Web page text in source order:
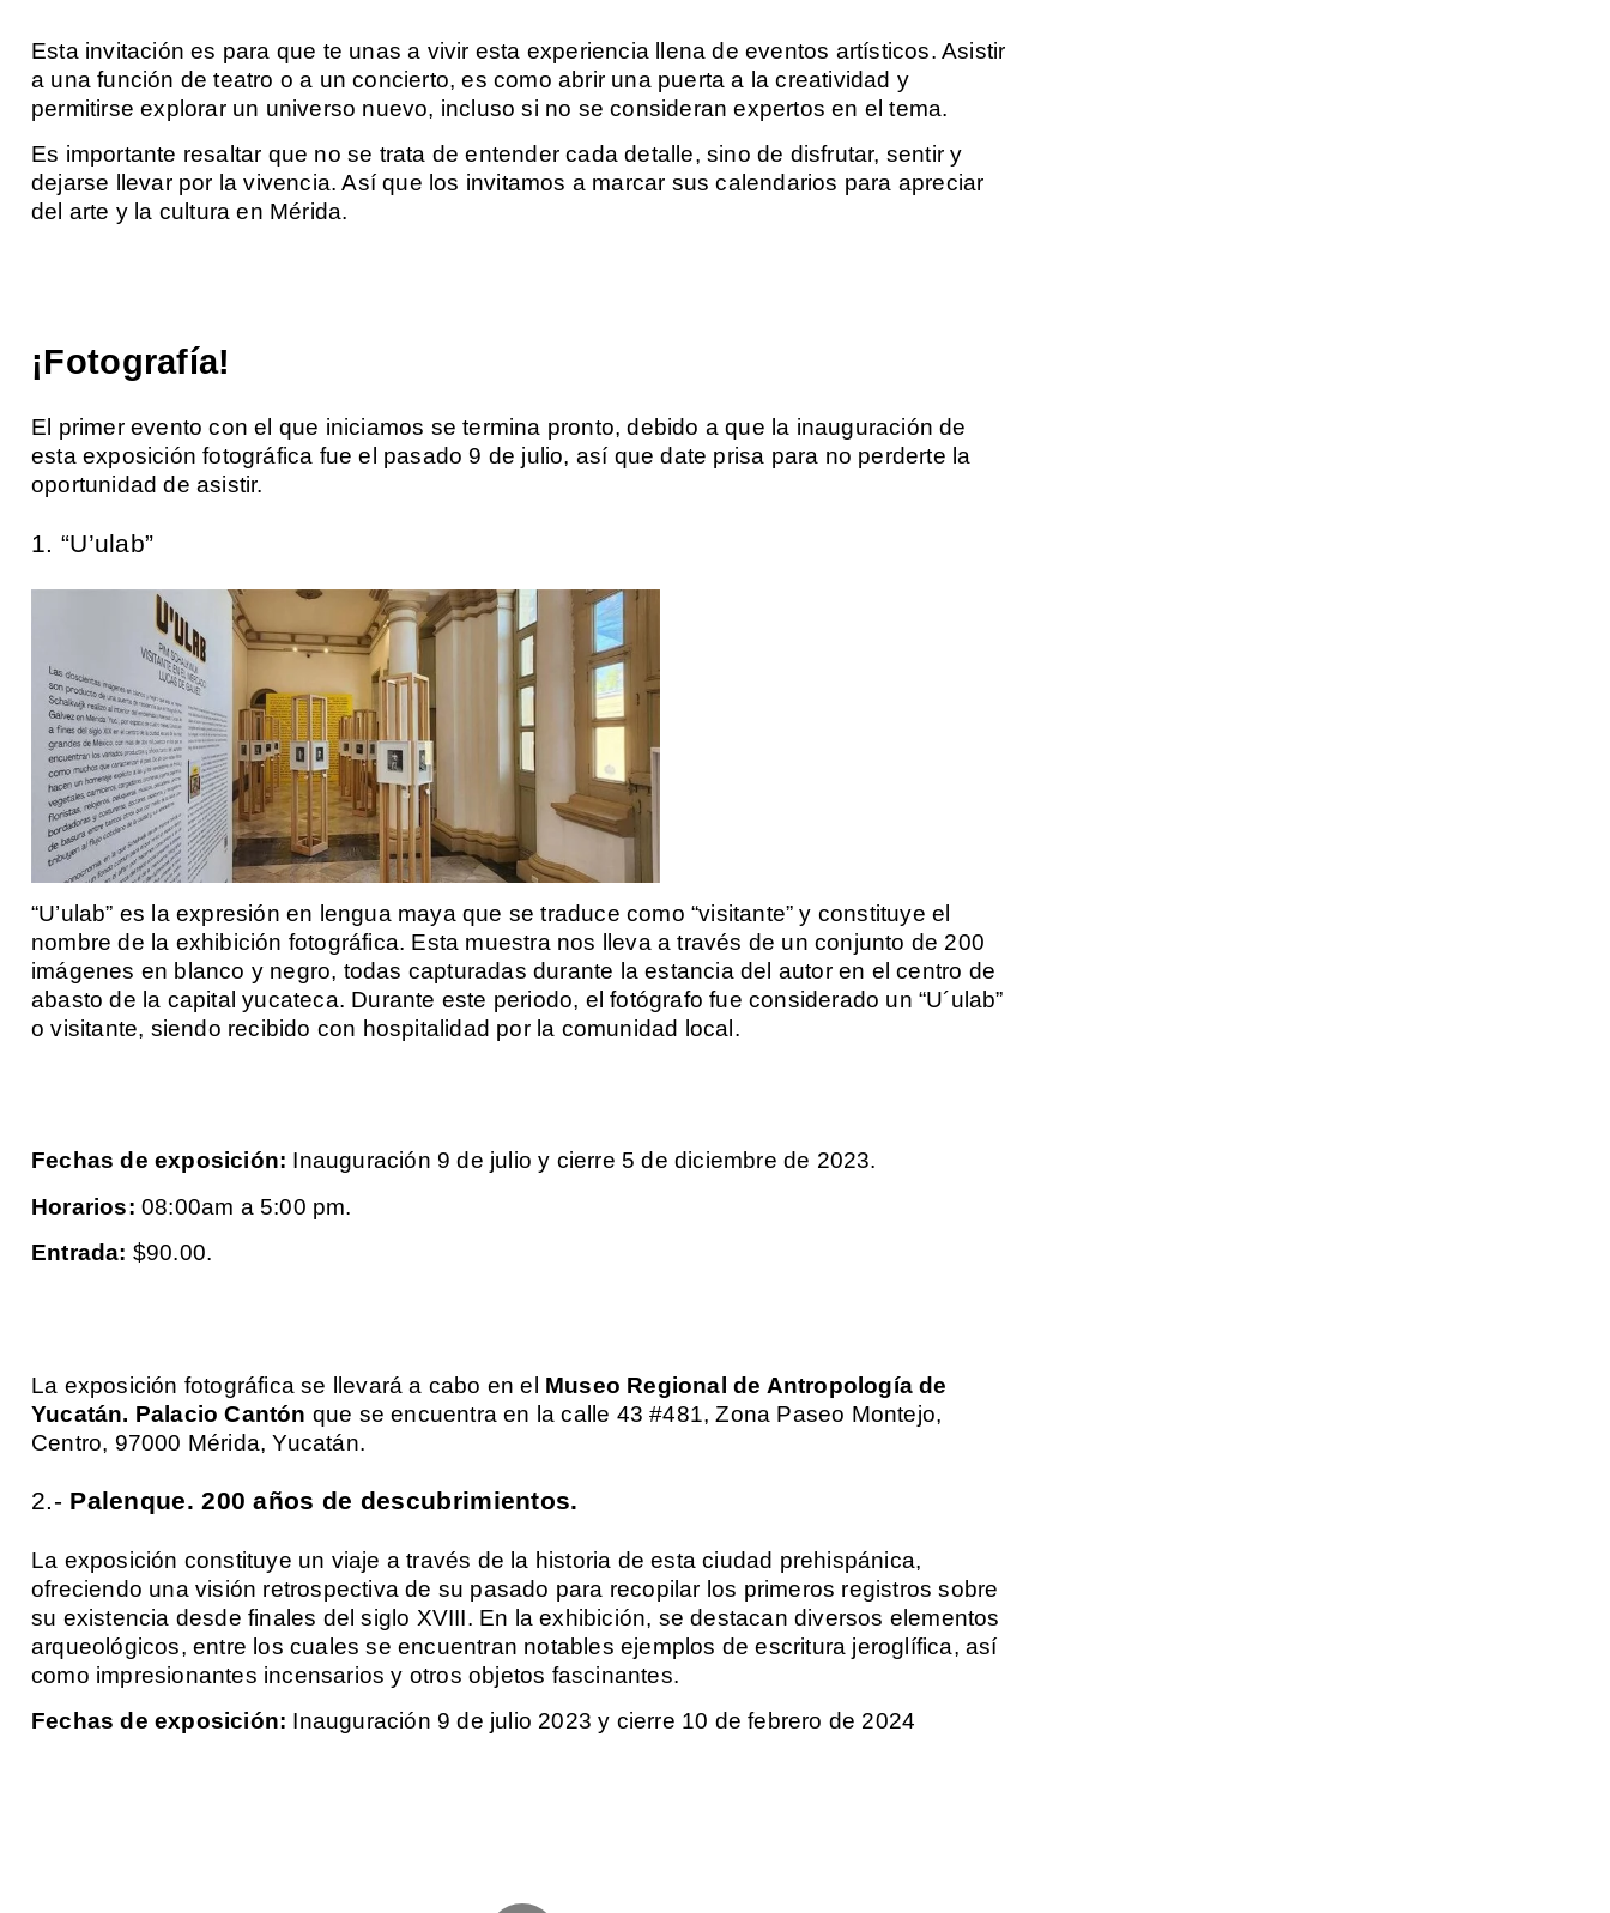
Esta invitación es para que te unas a vivir esta experiencia llena de eventos artísticos. Asistir
a una función de teatro o a un concierto, es como abrir una puerta a la creatividad y
permitirse explorar un universo nuevo, incluso si no se consideran expertos en el tema.
Es importante resaltar que no se trata de entender cada detalle, sino de disfrutar, sentir y
dejarse llevar por la vivencia. Así que los invitamos a marcar sus calendarios para apreciar
del arte y la cultura en Mérida.
¡Fotografía!
El primer evento con el que iniciamos se termina pronto, debido a que la inauguración de
esta exposición fotográfica fue el pasado 9 de julio, así que date prisa para no perderte la
oportunidad de asistir.
1. “U’ulab”
“U’ulab” es la expresión en lengua maya que se traduce como “visitante” y constituye el
nombre de la exhibición fotográfica. Esta muestra nos lleva a través de un conjunto de 200
imágenes en blanco y negro, todas capturadas durante la estancia del autor en el centro de
abasto de la capital yucateca. Durante este periodo, el fotógrafo fue considerado un “U´ulab”
o visitante, siendo recibido con hospitalidad por la comunidad local.
Fechas de exposición: Inauguración 9 de julio y cierre 5 de diciembre de 2023.
Horarios: 08:00am a 5:00 pm.
Entrada: $90.00.
La exposición fotográfica se llevará a cabo en el Museo Regional de Antropología de
Yucatán. Palacio Cantón que se encuentra en la calle 43 #481, Zona Paseo Montejo,
Centro, 97000 Mérida, Yucatán.
2.- Palenque. 200 años de descubrimientos.
La exposición constituye un viaje a través de la historia de esta ciudad prehispánica,
ofreciendo una visión retrospectiva de su pasado para recopilar los primeros registros sobre
su existencia desde finales del siglo XVIII. En la exhibición, se destacan diversos elementos
arqueológicos, entre los cuales se encuentran notables ejemplos de escritura jeroglífica, así
como impresionantes incensarios y otros objetos fascinantes.
Fechas de exposición: Inauguración 9 de julio 2023 y cierre 10 de febrero de 2024